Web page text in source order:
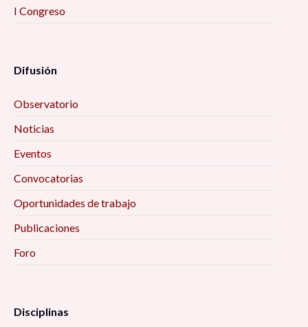
I Congreso
Difusión
Observatorio
Noticias
Eventos
Convocatorias
Oportunidades de trabajo
Publicaciones
Foro
Disciplinas